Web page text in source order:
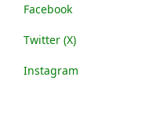
Facebook
Twitter (X)
Instagram